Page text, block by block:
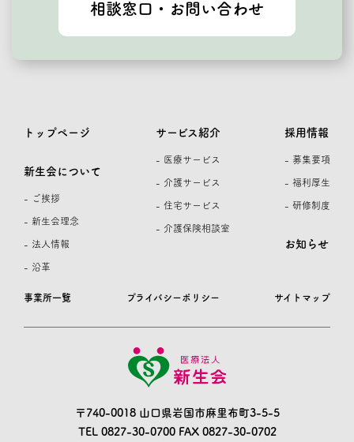
相談窓口・お問い合わせ
〒740-0018 山口県岩国市麻里布町3-5-5
TEL 0827-30-0700FAX 0827-30-0702
事業所一覧 プライバシーポリシー サイトマップ
トップページ
新生会について
- ご挨拶
- 新生会理念
- 法人情報
- 沿革
サービス紹介
- 医療サービス
- 介護サービス
- 住宅サービス
- 介護保険相談室
採用情報
- 募集要項
- 福利厚生
- 研修制度
お知らせ